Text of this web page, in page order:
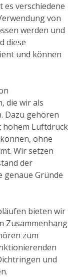
verschiedene
von
werden und
diese
und können
die wir als
Dazu gehören
hohem Luftdruck
ohne
Wir setzen
der
genaue Gründe
bieten wir
Zusammenhang
zum
und